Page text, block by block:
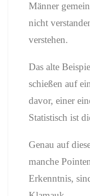
Männer
nicht
verstehen.
Das alte
schießen auf
davor, einer
Statistisch ist
Genau auf
manche
Erkenntnis,